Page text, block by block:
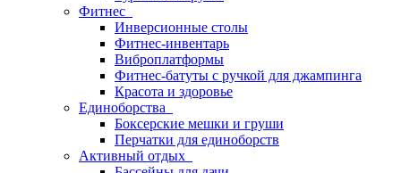
Фитнес
Инверсионные столы
Фитнес-инвентарь
Виброплатформы
Фитнес-батуты с ручкой для джампинга
Красота и здоровье
Единоборства
Боксерские мешки и груши
Перчатки для единоборств
Активный отдых